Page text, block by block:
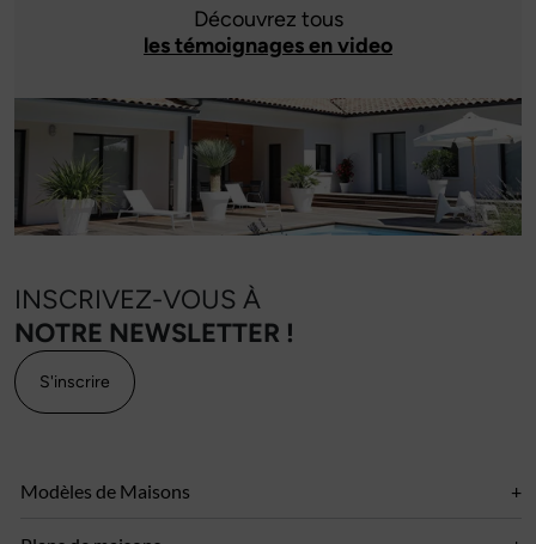
Découvrez tous
les témoignages en video
INSCRIVEZ-VOUS À
NOTRE NEWSLETTER !
S'inscrire
Modèles de Maisons